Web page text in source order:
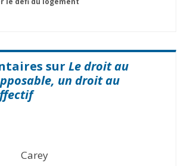
sur Le droit au
un droit au
Carey